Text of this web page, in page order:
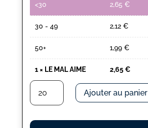
<30 2,65 €
30 - 49 2,12 €
50+ 1,99 €
1× LE MAL AIME 2,65€
quantité
LE
MAL
Ajouter au panier